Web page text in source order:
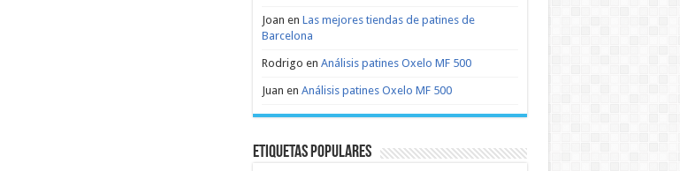
Joan en Las mejores tiendas de patines de
Barcelona
Rodrigo en Análisis patines Oxelo MF 500
Juan en Análisis patines Oxelo MF 500
Etiquetas populares